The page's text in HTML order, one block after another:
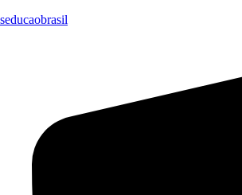
seducaobrasil